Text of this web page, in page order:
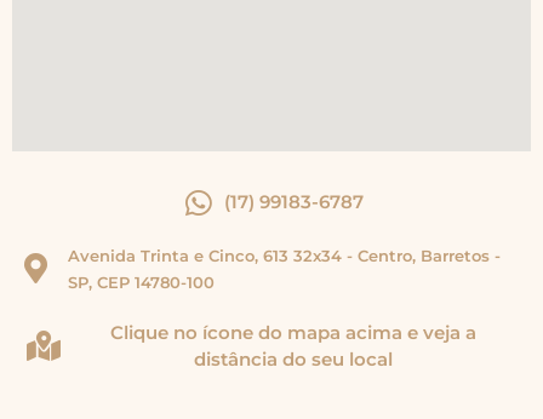
(17) 99183-6787
Avenida Trinta e Cinco, 613 32x34 - Centro, Barretos -
SP, CEP 14780-100
Clique no ícone do mapa acima e veja a
distância do seu local